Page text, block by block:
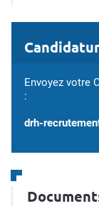
Envoyez votre
:
drh-